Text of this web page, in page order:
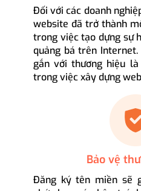
Đối với các doanh
website đã trở thành
trong việc tạo dựng sự
quảng bá trên
gắn với thương hiệu
trong việc xây dựng
Bảo vệ
Đăng ký tên miền sẽ